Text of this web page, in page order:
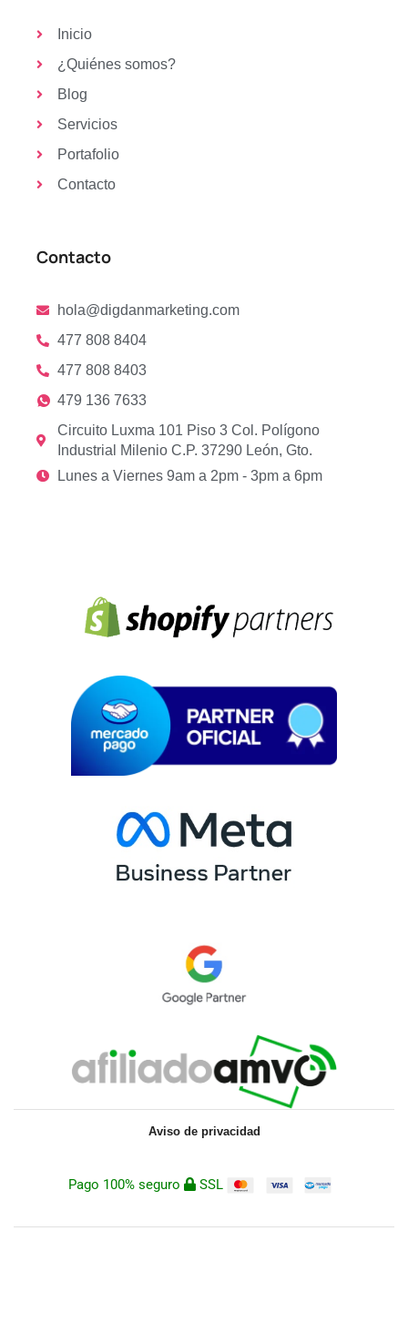
Inicio
¿Quiénes somos?
Blog
Servicios
Portafolio
Contacto
Contacto
hola@digdanmarketing.com
477 808 8404
477 808 8403
479 136 7633
Circuito Luxma 101 Piso 3 Col. Polígono
Industrial Milenio C.P. 37290 León, Gto.
Lunes a Viernes 9am a 2pm - 3pm a 6pm
Aviso de privacidad
Pago 100% seguro SSL